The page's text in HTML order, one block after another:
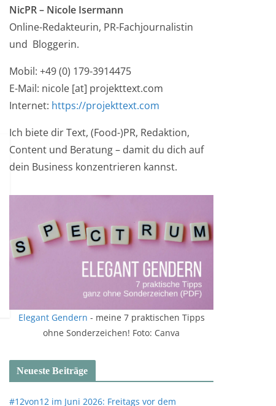
NicPR – Nicole Isermann
Online-Redakteurin, PR-Fachjournalistin
und Bloggerin.
Mobil: +49 (0) 179-3914475
E-Mail: nicole [at] projekttext.com
Internet: https://projekttext.com
Ich biete dir Text, (Food-)PR, Redaktion,
Content und Beratung – damit du dich auf
dein Business konzentrieren kannst.
Elegant Gendern - meine 7 praktischen Tipps
ohne Sonderzeichen! Foto: Canva
Neueste Beiträge
#12von12 im Juni 2026: Freitags vor dem